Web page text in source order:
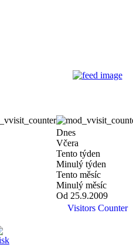
Dnes
Včera
Tento týden
Minulý týden
Tento měsíc
Minulý měsíc
Od 25.9.2009
Visitors Counter